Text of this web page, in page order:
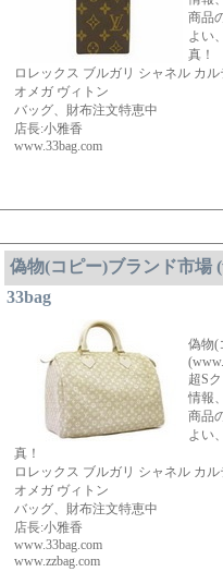
商品
よい
真！
ロレックス ブルガリ シャネル カ
オメガ ヴィトン
バッグ、財布注文特恵中
店長:小雅香
www.33bag.com
偽物(コピー)ブランド市場
33bag
偽物(
超S
情報
商品
よい
真！
ロレックス ブルガリ シャネル カ
オメガ ヴィトン
バッグ、財布注文特恵中
店長:小雅香
www.33bag.com
www.zzbag.com